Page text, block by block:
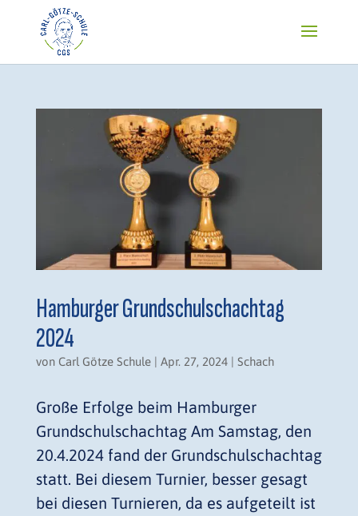
Hamburger Grundschulschachtag
2024
von Carl Götze Schule| Apr. 27, 2024| Schach
Große Erfolge beim Hamburger
Grundschulschachtag Am Samstag, den
20.4.2024 fand der Grundschulschachtag
statt. Bei diesem Turnier, besser gesagt
bei diesen Turnieren, da es aufgeteilt ist